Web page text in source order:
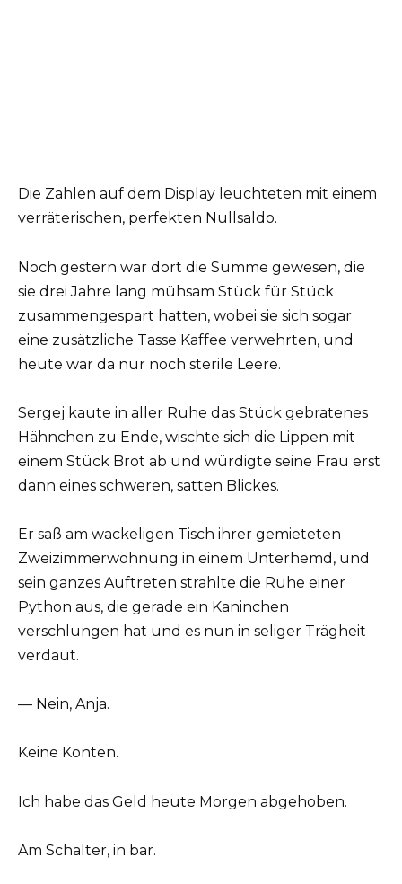
Die Zahlen auf dem Display leuchteten mit einem
verräterischen, perfekten Nullsaldo.
Noch gestern war dort die Summe gewesen, die
sie drei Jahre lang mühsam Stück für Stück
zusammengespart hatten, wobei sie sich sogar
eine zusätzliche Tasse Kaffee verwehrten, und
heute war da nur noch sterile Leere.
Sergej kaute in aller Ruhe das Stück gebratenes
Hähnchen zu Ende, wischte sich die Lippen mit
einem Stück Brot ab und würdigte seine Frau erst
dann eines schweren, satten Blickes.
Er saß am wackeligen Tisch ihrer gemieteten
Zweizimmerwohnung in einem Unterhemd, und
sein ganzes Auftreten strahlte die Ruhe einer
Python aus, die gerade ein Kaninchen
verschlungen hat und es nun in seliger Trägheit
verdaut.
— Nein, Anja.
Keine Konten.
Ich habe das Geld heute Morgen abgehoben.
Am Schalter, in bar.